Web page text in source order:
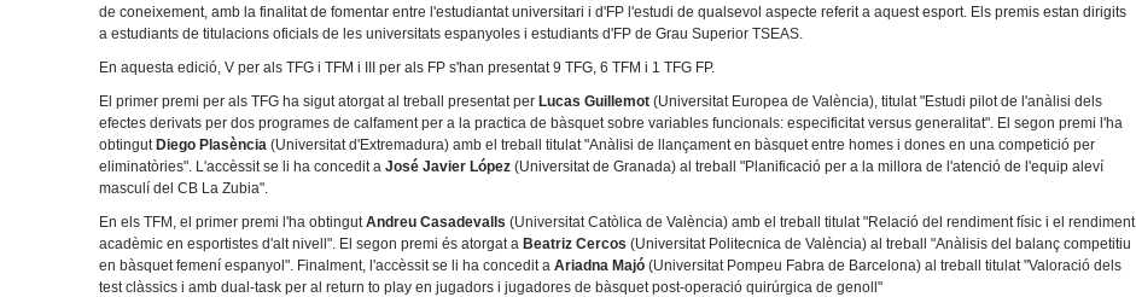
de coneixement, amb la finalitat de fomentar entre l'estudiantat universitari i d'FP l'estudi de qualsevol aspecte referit a aquest esport. Els premis estan dirigits
a estudiants de titulacions oficials de les universitats espanyoles i estudiants d'FP de Grau Superior TSEAS.
En aquesta edició, V per als TFG i TFM i III per als FP s'han presentat 9 TFG, 6 TFM i 1 TFG FP.
El primer premi per als TFG ha sigut atorgat al treball presentat perLucas Guillemot (Universitat Europea de València), titulat "Estudi pilot de l'anàlisi dels
efectes derivats per dos programes de calfament per a la practica de bàsquet sobre variables funcionals: especificitat versus generalitat". El segon premi l'ha
obtingutDiego Plasència (Universitat d'Extremadura) amb el treball titulat "Anàlisi de llançament en bàsquet entre homes i dones en una competició per
eliminatòries". L'accèssit se li ha concedit aJosé Javier López (Universitat de Granada) al treball "Planificació per a la millora de l'atenció de l'equip aleví
masculí del CB La Zubia".
En els TFM, el primer premi l'ha obtingutAndreu Casadevalls (Universitat Catòlica de València) amb el treball titulat "Relació del rendiment físic i el rendiment
acadèmic en esportistes d'alt nivell". El segon premi és atorgat aBeatriz Cercos (Universitat Politecnica de València) al treball "Anàlisis del balanç competitiu
en bàsquet femení espanyol". Finalment, l'accèssit se li ha concedit aAriadna Majó (Universitat Pompeu Fabra de Barcelona) al treball titulat "Valoració dels
test clàssics i amb dual-task per al return to play en jugadors i jugadores de bàsquet post-operació quirúrgica de genoll"